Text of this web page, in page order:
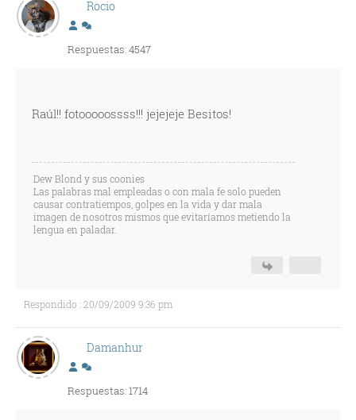
Rocio
Respuestas: 4547
Raúl!! fotooooossss!!! jejejeje Besitos!
Dew Blond y sus coonies
Las palabras mal empleadas o con mala fe solo pueden
causar contratiempos, golpes en la vida y dar mala
imagen de nosotros mismos que evitaríamos metiendo la
lengua en paladar.
Respondido : 20/09/2009 9:36 pm
Damanhur
Respuestas: 1714